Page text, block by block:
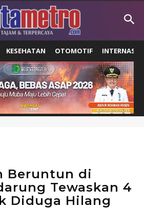
KESEHATAN OTOMOTIF
Beruntun di
Tewaskan 4
Diduga Hilang